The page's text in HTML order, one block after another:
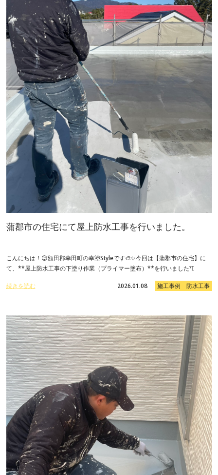
蒲郡市の住宅にて屋上防水工事を行いました。
こんにちは！😊額田郡幸田町の幸塗Styleです🎨✨今回は【蒲郡市の住宅】に
て、**屋上防水工事の下塗り作業（プライマー塗布）**を行いましたἾ
続きを読む 2026.01.08 施工事例 防水工事